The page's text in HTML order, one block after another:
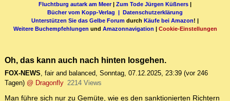
Fluchtburg autark am Meer| Zum Tode Jürgen Küßners |
Bücher vom Kopp-Verlag | Datenschutzerklärung
Unterstützen Sie das Gelbe Forum durch Käufe bei Amazon! |
Weitere Buchempfehlungen und Amazonnavigation | Cookie-Einstellungen
Oh, das kann auch nach hinten losgehen.
FOX-NEWS, fair and balanced, Sonntag, 07.12.2025, 23:39 (vor 246
Tagen) @ Dragonfly 2214 Views
Man führe sich nur zu Gemüte, wie es den sanktionierten Richtern